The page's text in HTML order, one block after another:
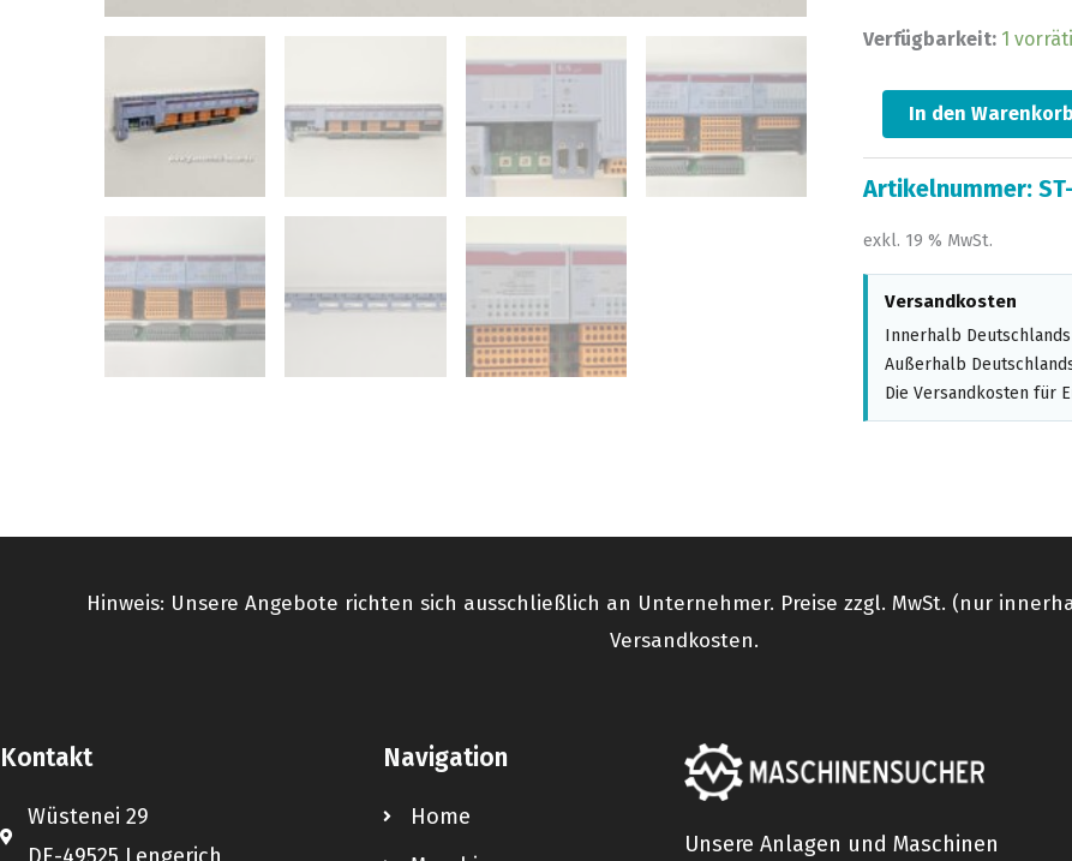
Verfügbarkeit: 1
In den Warenkorb
Artikelnummer:
exkl. 19 % MwSt.
Versandkosten
Innerhalb Deutschlands
Außerhalb
Die Versandkosten für
Hinweis: Unsere Angebote richten sich ausschließlich an Unternehmer. Preise zzgl. MwSt. (nur
Versandkosten.
Kontakt
Wüstenei 29
Navigation
Home
Unsere Anlagen und Maschinen